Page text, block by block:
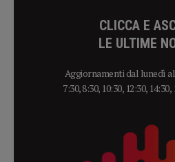
CLICCA E
LE ULTIME
Aggiornamenti dal lunedì
7:30, 8:30, 10:30, 12:30,